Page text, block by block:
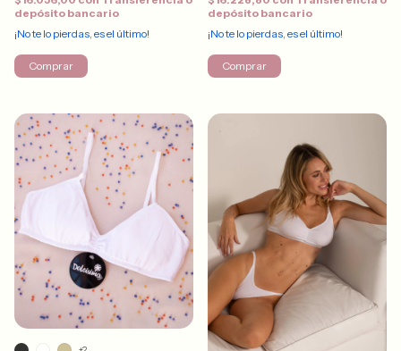
depósito bancario
¡No te lo pierdas, es el último!
Comprar
depósito bancario
¡No te lo pierdas, es el último!
Comprar